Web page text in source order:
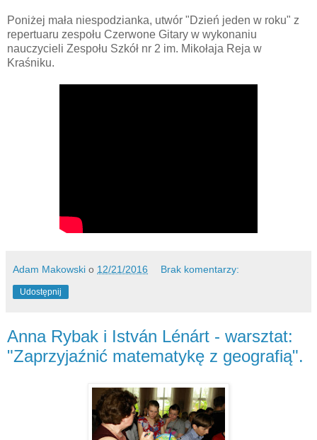
Poniżej mała niespodzianka, utwór "Dzień jeden w roku" z
repertuaru zespołu Czerwone Gitary w wykonaniu
nauczycieli Zespołu Szkół nr 2 im. Mikołaja Reja w
Kraśniku.
Adam Makowski o 12/21/2016 Brak komentarzy:
Udostępnij
Anna Rybak i István Lénárt - warsztat:
"Zaprzyjaźnić matematykę z geografią".